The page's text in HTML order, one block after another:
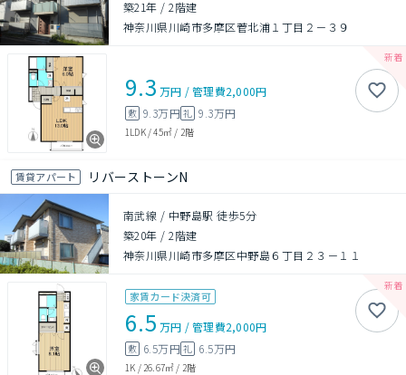
築21年 /2階建
神奈川県川崎市多摩区菅北浦１丁目２－３９
9.3 万円 /管理費2,000円
敷 9.3万円礼 9.3万円
1LDK/45㎡ / 2階
賃貸アパート リバーストーンN
南武線 / 中野島駅 徒歩5分
築20年 /2階建
神奈川県川崎市多摩区中野島６丁目２３－１１
家賃カード決済可
6.5 万円 /管理費2,000円
敷 6.5万円礼 6.5万円
1K /26.67㎡ / 2階